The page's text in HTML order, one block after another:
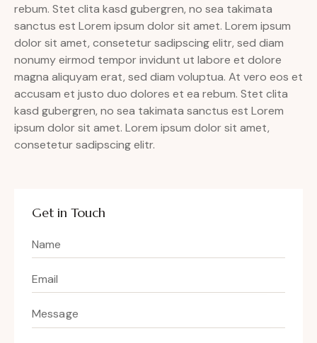
rebum. Stet clita kasd gubergren, no sea takimata
sanctus est Lorem ipsum dolor sit amet. Lorem ipsum
dolor sit amet, consetetur sadipscing elitr, sed diam
nonumy eirmod tempor invidunt ut labore et dolore
magna aliquyam erat, sed diam voluptua. At vero eos et
accusam et justo duo dolores et ea rebum. Stet clita
kasd gubergren, no sea takimata sanctus est Lorem
ipsum dolor sit amet. Lorem ipsum dolor sit amet,
consetetur sadipscing elitr.
Get in Touch